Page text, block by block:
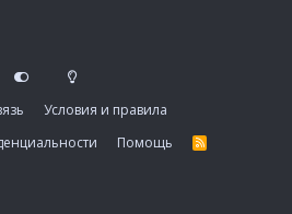
Условия и правила
Помощь
R